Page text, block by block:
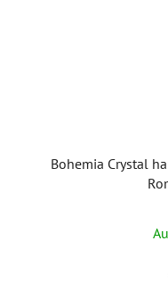
Bohemia Crystal